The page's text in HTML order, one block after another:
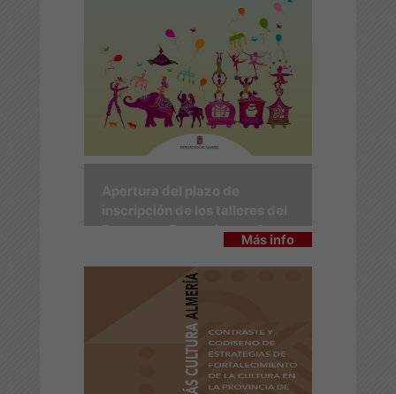
Programa Formativo en Artes
Más info